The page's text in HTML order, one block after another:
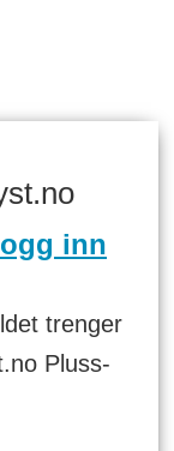
inn
trenger
Pluss-